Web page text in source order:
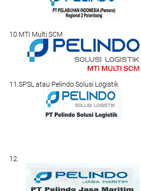
10.MTI Multi SCM
11.SPSL atau Pelindo Solusi Logistik
12.